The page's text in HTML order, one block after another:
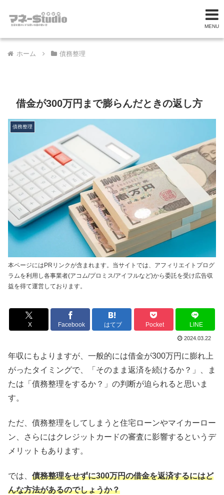
MENU
ホーム 債務整理
借金が300万円まで膨らんだときの返し方
本ページにはPRリンクが含まれます。当サイトでは、アフィリエイトプログ
ラムを利用し各事業者(アコム/プロミス/アイフルなど)から委託を受け広告収
益を得て運営しております。
債務整理
X Facebook はてブ Pocket LINE
2024.03.22
年収にもよりますが、一般的には借金が300万円に膨れ上
がったタイミングで、「そのまま返済を続けるか？」、ま
たは「債務整理をするか？」の判断が迫られると思いま
す。
ただ、債務整理をしてしまうと住宅ローンやマイカーロー
ン、さらにはクレジットカードの審査に影響するというデ
メリットもあります。
では、 債務整理をせずに300万円の借金を返済するにはど
んな方法があるのでしょうか？